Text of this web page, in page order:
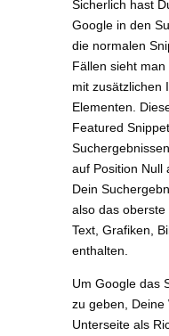
Sicherlich hast
Google in den
die normalen
Fällen sieht
mit zusätzlichen
Elementen.
Featured
auf Position Null
Dein
also das oberste
Text, Grafiken,
enthalten.
Um Google das
zu geben, Deine
Unterseite als